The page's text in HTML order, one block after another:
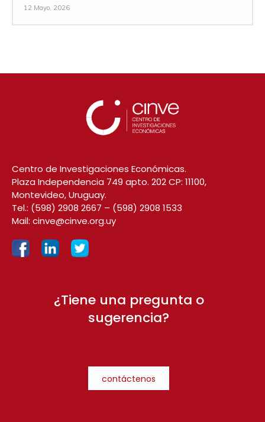
12 Mayo, 2026
Centro de Investigaciones Económicas.
Plaza Independencia 749 apto. 202 CP: 11100,
Montevideo, Uruguay.
Tel.: (598) 2908 2667 – (598) 2908 1533
Mail: cinve@cinve.org.uy
¿Tiene una pregunta o
sugerencia?
contáctenos